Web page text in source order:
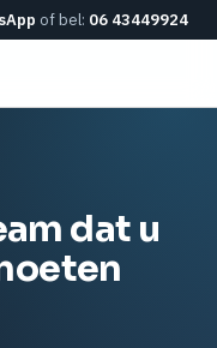
of bel: 06 43449924
dat u